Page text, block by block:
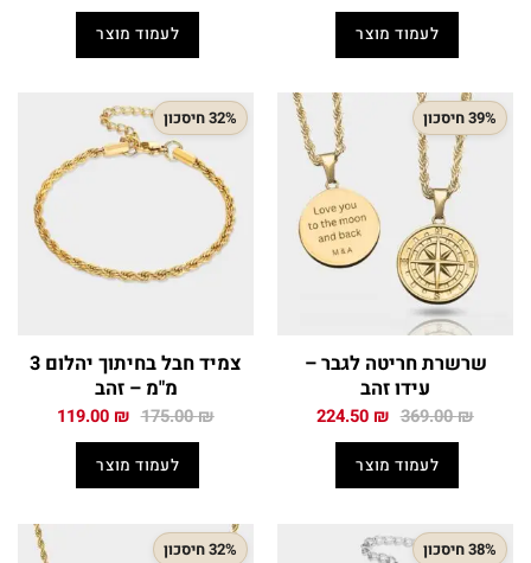
היה:
369.00 ₪.
לעמוד מוצר היה:
190.00 ₪.
לעמוד מוצר
39% חיסכון
שרשרת חריטה לגבר –
עידו זהב
369.00₪ המחיר
369.00 ₪.
224.50 ₪ המחיר
לעמוד מוצר
32% חיסכון
צמיד חבל בחיתוך יהלום 3
מ"מ – זהב
175.00₪ המחיר
175.00 ₪.
119.00 ₪ המחיר
לעמוד מוצר
38% חיסכון 32% חיסכון